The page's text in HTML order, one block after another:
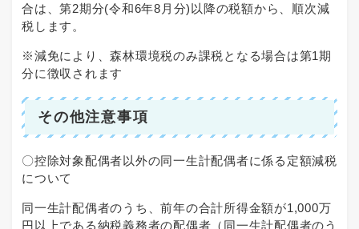
合は、第2期分(令和6年8月分)以降の税額から、順次減
税します。
※減免により、森林環境税のみ課税となる場合は第1期
分に徴収されます
その他注意事項
〇控除対象配偶者以外の同一生計配偶者に係る定額減税
について
同一生計配偶者のうち、前年の合計所得金額が1,000万
円以上である納税義務者の配偶者（同一生計配偶者のう